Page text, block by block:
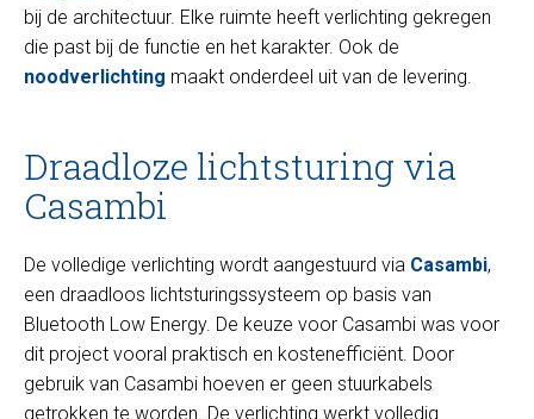
bij de architectuur. Elke ruimte heeft verlichting gekregen
die past bij de functie en het karakter. Ook de
noodverlichting maakt onderdeel uit van de levering.
Draadloze lichtsturing via
Casambi
De volledige verlichting wordt aangestuurd via Casambi,
een draadloos lichtsturingssysteem op basis van
Bluetooth Low Energy. De keuze voor Casambi was voor
dit project vooral praktisch en kostenefficiënt. Door
gebruik van Casambi hoeven er geen stuurkabels
getrokken te worden. De verlichting werkt volledig